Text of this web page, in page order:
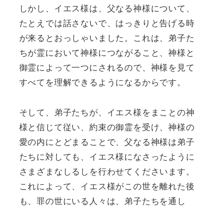
しかし、イエス様は、父なる神様について、
たとえでは話さないで、はっきりと告げる時
が来るとおっしゃいました。これは、弟子た
ちが霊において神様につながること、神様と
御霊によって一つにされるので、神様を見て
すべてを理解できるようになるからです。
そして、弟子たちが、イエス様をまことの神
様と信じて従い、約束の御霊を受け、神様の
愛の内にとどまることで、父なる神様は弟子
たちに対しても、イエス様になさったように
さまざまなしるしを行わせてくださいます。
これによって、イエス様がこの世を離れた後
も、罪の世にいる人々は、弟子たちを通し